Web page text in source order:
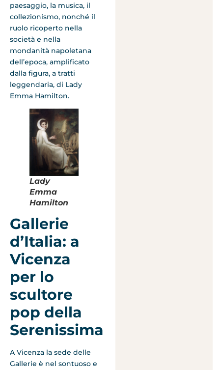
paesaggio, la musica, il
collezionismo, nonché il
ruolo ricoperto nella
società e nella
mondanità napoletana
dell’epoca, amplificato
dalla figura, a tratti
leggendaria, di Lady
Emma Hamilton.
Lady
Emma
Hamilton
Gallerie
d’Italia: a
Vicenza
per lo
scultore
pop della
Serenissima
A Vicenza la sede delle
Gallerie è nel sontuoso e